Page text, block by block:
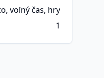
voľný čas, hry
1